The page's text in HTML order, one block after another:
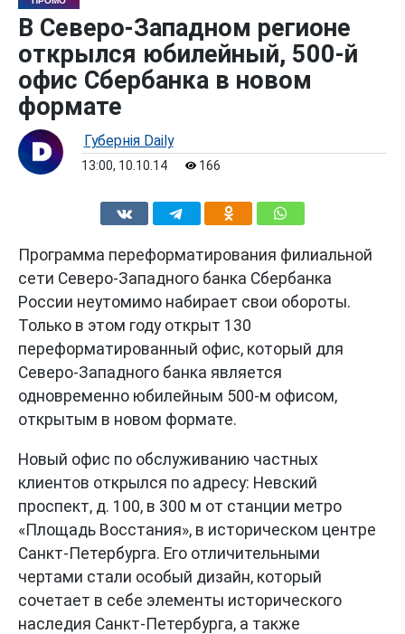
В Северо-Западном регионе
открылся юбилейный, 500-й
офис Сбербанка в новом
формате
Губернiя Daily
13:00, 10.10.14 166
Программа переформатирования филиальной
сети Северо-Западного банка Сбербанка
России неутомимо набирает свои обороты.
Только в этом году открыт 130
переформатированный офис, который для
Северо-Западного банка является
одновременно юбилейным 500-м офисом,
открытым в новом формате.
Новый офис по обслуживанию частных
клиентов открылся по адресу: Невский
проспект, д. 100, в 300 м от станции метро
«Площадь Восстания», в историческом центре
Санкт-Петербурга. Его отличительными
чертами стали особый дизайн, который
сочетает в себе элементы исторического
наследия Санкт-Петербурга, а также